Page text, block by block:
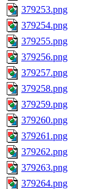
379253.png
379254.png
379255.png
379256.png
379257.png
379258.png
379259.png
379260.png
379261.png
379262.png
379263.png
379264.png